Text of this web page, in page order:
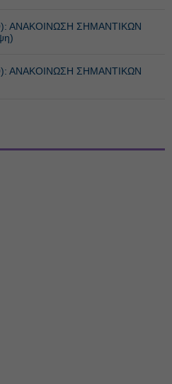
ΑΝΑΚΟΙΝΩΣΗ ΣΗΜΑΝΤΙΚΩΝ
ΑΝΑΚΟΙΝΩΣΗ ΣΗΜΑΝΤΙΚΩΝ